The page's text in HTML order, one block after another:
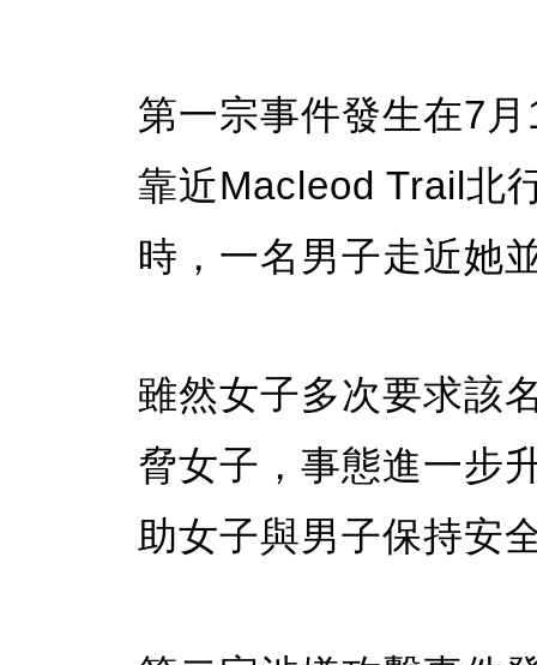
第一宗事件發生在7
靠近Macleod Trail北
時，一名男子走近她
雖然女子多次要求該
脅女子，事態進一步
助女子與男子保持安